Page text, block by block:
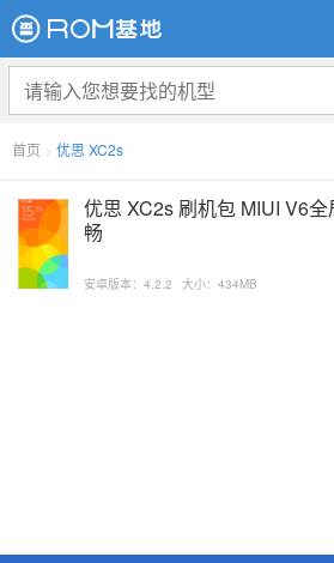
首页 > 优思 XC2s
优思 XC2s 刷机包 MIUI V6
畅
安卓版本：4.2.2 大小：434MB